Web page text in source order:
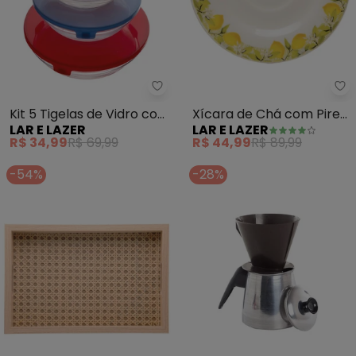
Lar e Lazer - Kit 5 Tigelas de
Kit 5 Tigelas de Vidro com
Tampa Colorida
LAR E LAZER
R$ 34,99R$ 69,99
Xícara de Chá com Pires
Siciliano (Sortida)
LAR E LAZER
R$ 44,99R$ 89,99
-54%
-28%